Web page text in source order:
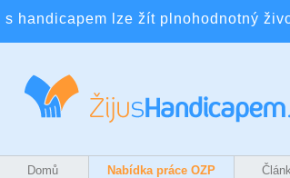
I s handicapem lze žít plnohodnotný
Domů Nabídka práce OZP